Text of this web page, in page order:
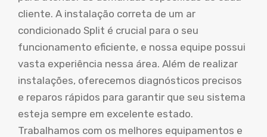
cliente. A instalação correta de um ar
condicionado Split é crucial para o seu
funcionamento eficiente, e nossa equipe possui
vasta experiência nessa área. Além de realizar
instalações, oferecemos diagnósticos precisos
e reparos rápidos para garantir que seu sistema
esteja sempre em excelente estado.
Trabalhamos com os melhores equipamentos e